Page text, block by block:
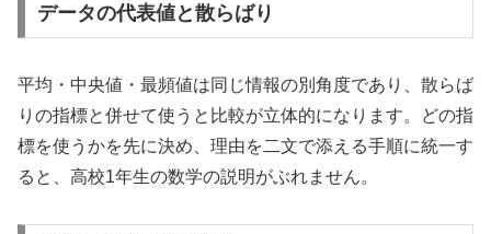
データの代表値と散らばり
平均・中央値・最頻値は同じ情報の別角度であり、散らば
りの指標と併せて使うと比較が立体的になります。どの指
標を使うかを先に決め、理由を二文で添える手順に統一す
ると、高校1年生の数学の説明がぶれません。